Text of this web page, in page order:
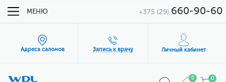
МЕНЮ +375 (29) 660-90-60
Адреса салонов Запись к врачу Личный кабинет
0 0